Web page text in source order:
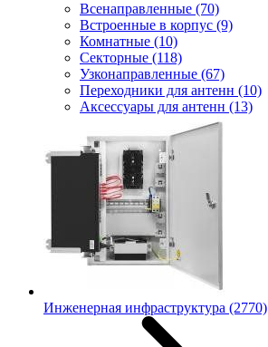
Всенаправленные (70)
Встроенные в корпус (9)
Комнатные (10)
Секторные (118)
Узконаправленные (67)
Переходники для антенн (10)
Аксессуары для антенн (13)
Инженерная инфраструктура (2770)